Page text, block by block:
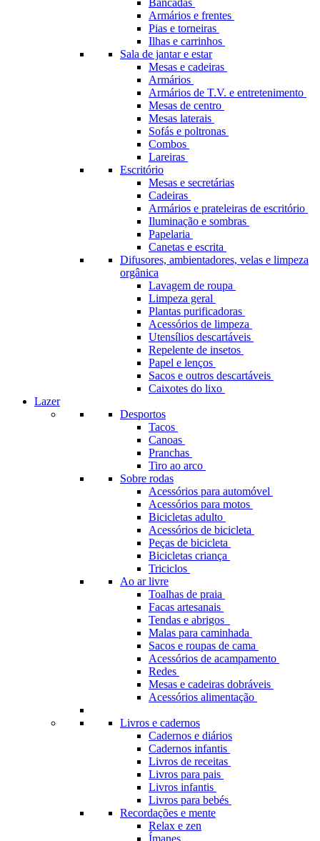
Bancadas
Armários e frentes
Pias e torneiras
Ilhas e carrinhos
Sala de jantar e estar
Mesas e cadeiras
Armários
Armários de T.V. e entretenimento
Mesas de centro
Mesas laterais
Sofás e poltronas
Combos
Lareiras
Escritório
Mesas e secretárias
Cadeiras
Armários e prateleiras de escritório
Iluminação e sombras
Papelaria
Canetas e escrita
Difusores, ambientadores, velas e limpeza
orgânica
Lavagem de roupa
Limpeza geral
Plantas purificadoras
Acessórios de limpeza
Utensílios descartáveis
Repelente de insetos
Papel e lenços
Sacos e outros descartáveis
Caixotes do lixo
Lazer
Desportos
Tacos
Canoas
Pranchas
Tiro ao arco
Sobre rodas
Acessórios para automóvel
Acessórios para motos
Bicicletas adulto
Acessórios de bicicleta
Peças de bicicleta
Bicicletas criança
Triciclos
Ao ar livre
Toalhas de praia
Facas artesanais
Tendas e abrigos
Malas para caminhada
Sacos e roupas de cama
Acessórios de acampamento
Redes
Mesas e cadeiras dobráveis
Acessórios alimentação
Livros e cadernos
Cadernos e diários
Cadernos infantis
Livros de receitas
Livros para pais
Livros infantis
Livros para bebés
Recordações e mente
Relax e zen